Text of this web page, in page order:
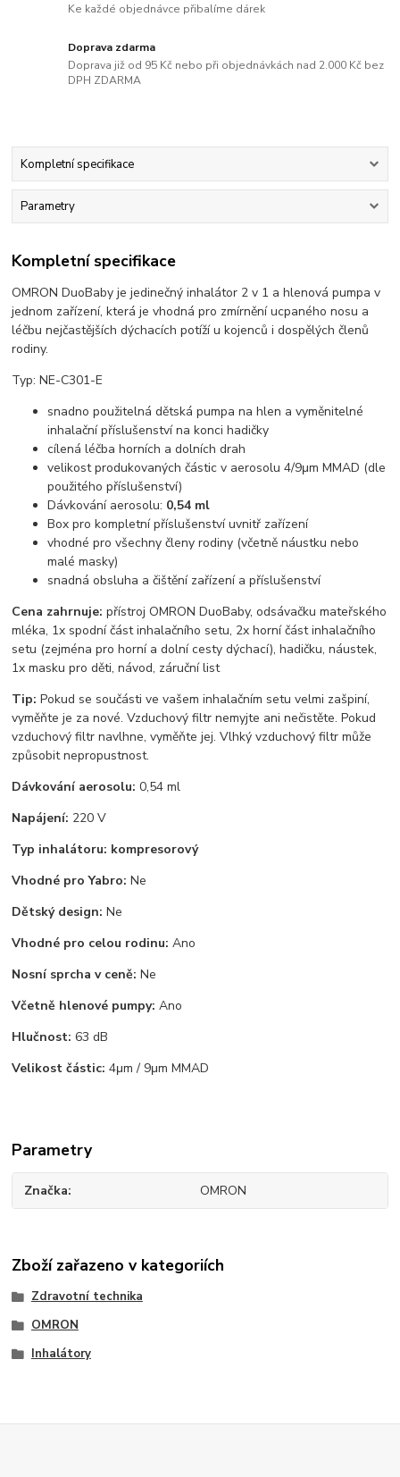
Ke každé objednávce přibalíme dárek
Doprava zdarma
Doprava již od 95 Kč nebo při objednávkách nad 2.000 Kč bez
DPH ZDARMA
Kompletní specifikace
Parametry
Kompletní specifikace
OMRON DuoBaby je jedinečný inhalátor 2 v 1 a hlenová pumpa v
jednom zařízení, která je vhodná pro zmírnění ucpaného nosu a
léčbu nejčastějších dýchacích potíží u kojenců i dospělých členů
rodiny.
Typ: NE-C301-E
snadno použitelná dětská pumpa na hlen a vyměnitelné
inhalační příslušenství na konci hadičky
cílená léčba horních a dolních drah
velikost produkovaných částic v aerosolu 4/9μm MMAD (dle
použitého příslušenství)
Dávkování aerosolu: 0,54 ml
Box pro kompletní příslušenství uvnitř zařízení
vhodné pro všechny členy rodiny (včetně náustku nebo
malé masky)
snadná obsluha a čištění zařízení a příslušenství
Cena zahrnuje:přístroj OMRON DuoBaby, odsávačku mateřského
mléka, 1x spodní část inhalačního setu, 2x horní část inhalačního
setu (zejména pro horní a dolní cesty dýchací), hadičku, náustek,
1x masku pro děti, návod, záruční list
Tip: Pokud se součásti ve vašem inhalačním setu velmi zašpiní,
vyměňte je za nové. Vzduchový filtr nemyjte ani nečistěte. Pokud
vzduchový filtr navlhne, vyměňte jej. Vlhký vzduchový filtr může
způsobit nepropustnost.
Dávkování aerosolu:0,54 ml
Napájení: 220 V
Typ inhalátoru: kompresorový
Vhodné pro Yabro:Ne
Dětský design:Ne
Vhodné pro celou rodinu:Ano
Nosní sprcha v ceně: Ne
Včetně hlenové pumpy:Ano
Hlučnost:63 dB
Velikost částic:4μm / 9μm MMAD
Parametry
Značka OMRON
Zboží zařazeno v kategoriích
Zdravotní technika
OMRON
Inhalátory